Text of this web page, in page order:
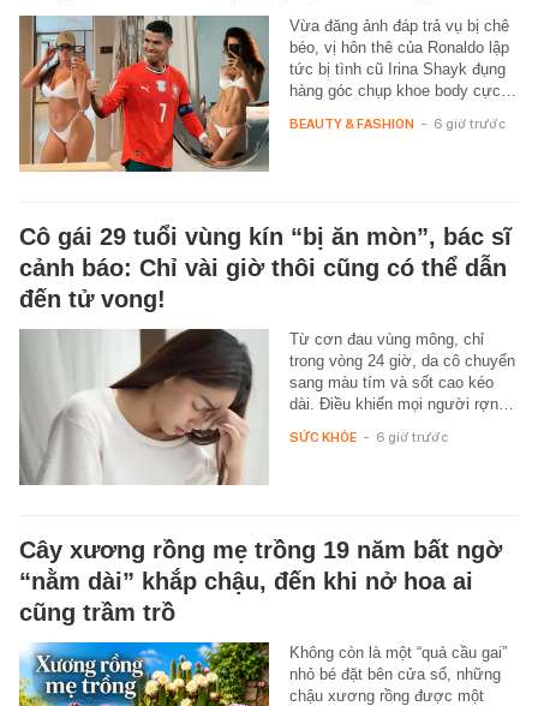
Vừa đăng ảnh đáp trả vụ bị chê
béo, vị hôn thê của Ronaldo lập
tức bị tình cũ Irina Shayk đụng
hàng góc chụp khoe body cực…
BEAUTY & FASHION - 6 giờ trước
Cô gái 29 tuổi vùng kín “bị ăn mòn”, bác sĩ
cảnh báo: Chỉ vài giờ thôi cũng có thể dẫn
đến tử vong!
Từ cơn đau vùng mông, chỉ
trong vòng 24 giờ, da cô chuyển
sang màu tím và sốt cao kéo
dài. Điều khiến mọi người rợn…
SỨC KHỎE - 6 giờ trước
Cây xương rồng mẹ trồng 19 năm bất ngờ
“nằm dài” khắp chậu, đến khi nở hoa ai
cũng trầm trồ
Không còn là một “quả cầu gai”
nhỏ bé đặt bên cửa sổ, những
chậu xương rồng được một